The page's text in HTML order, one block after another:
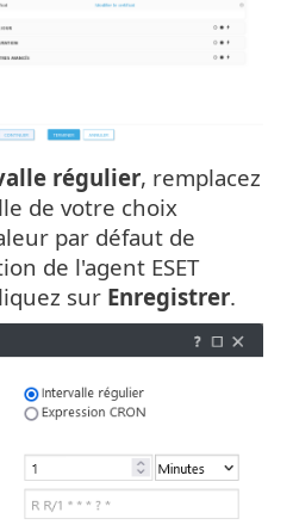
régulier, remplacez
de votre choix
par défaut de
de l'agent ESET
sur Enregistrer.